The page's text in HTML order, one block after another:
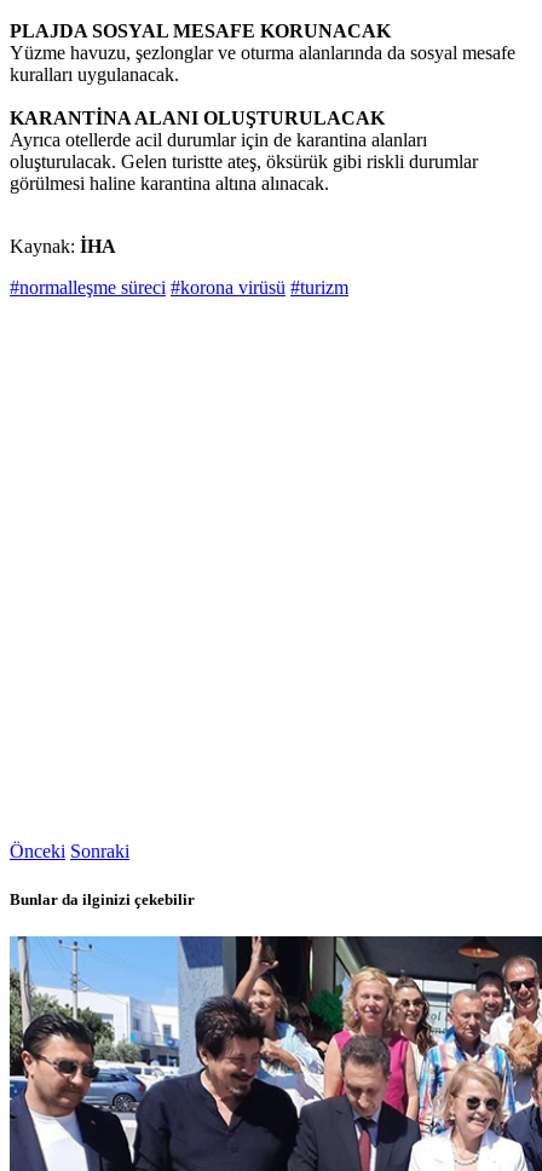
PLAJDA SOSYAL MESAFE KORUNACAK
Yüzme havuzu, şezlonglar ve oturma alanlarında da sosyal mesafe
kuralları uygulanacak.
KARANTİNA ALANI OLUŞTURULACAK
Ayrıca otellerde acil durumlar için de karantina alanları
oluşturulacak. Gelen turistte ateş, öksürük gibi riskli durumlar
görülmesi haline karantina altına alınacak.
Kaynak: İHA
#normalleşme süreci #korona virüsü #turizm
Önceki Sonraki
Bunlar da ilginizi çekebilir